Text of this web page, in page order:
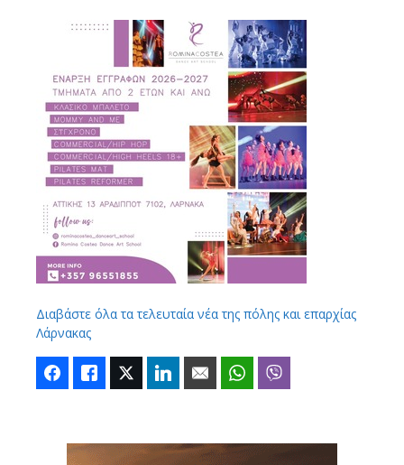
Διαβάστε όλα τα τελευταία νέα της πόλης και επαρχίας
Λάρνακας
FacebookLike Twitter LinkedIn Email WhatsApp